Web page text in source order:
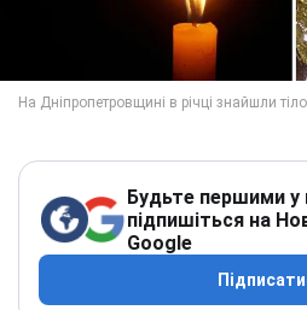
Будьте першими у
підпишіться на
Google